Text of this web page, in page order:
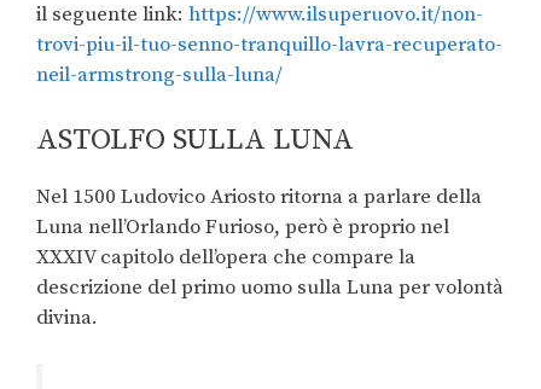
il seguente link: https://www.ilsuperuovo.it/non-
trovi-piu-il-tuo-senno-tranquillo-lavra-recuperato-
neil-armstrong-sulla-luna/
ASTOLFO SULLA LUNA
Nel 1500 Ludovico Ariosto ritorna a parlare della
Luna nell’Orlando Furioso, però è proprio nel
XXXIV capitolo dell’opera che compare la
descrizione del primo uomo sulla Luna per volontà
divina.